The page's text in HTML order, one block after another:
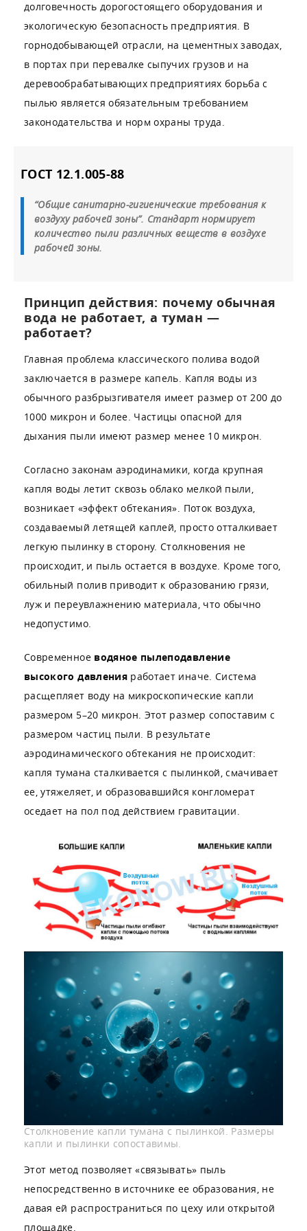
долговечность дорогостоящего оборудования и
экологическую безопасность предприятия. В
горнодобывающей отрасли, на цементных заводах,
в портах при перевалке сыпучих грузов и на
деревообрабатывающих предприятиях борьба с
пылью является обязательным требованием
законодательства и норм охраны труда.
ГОСТ 12.1.005-88
“Общие санитарно-гигиенические требования к
воздуху рабочей зоны”. Стандарт нормирует
количество пыли различных веществ в воздухе
рабочей зоны.
Принцип действия: почему обычная
вода не работает, а туман —
работает?
Главная проблема классического полива водой
заключается в размере капель. Капля воды из
обычного разбрызгивателя имеет размер от 200 до
1000 микрон и более. Частицы опасной для
дыхания пыли имеют размер менее 10 микрон.
Согласно законам аэродинамики, когда крупная
капля воды летит сквозь облако мелкой пыли,
возникает «эффект обтекания». Поток воздуха,
создаваемый летящей каплей, просто отталкивает
легкую пылинку в сторону. Столкновения не
происходит, и пыль остается в воздухе. Кроме того,
обильный полив приводит к образованию грязи,
луж и переувлажнению материала, что обычно
недопустимо.
Современное водяное пылеподавление
высокого давленияработает иначе. Система
расщепляет воду на микроскопические капли
размером 5–20 микрон. Этот размер сопоставим с
размером частиц пыли. В результате
аэродинамического обтекания не происходит:
капля тумана сталкивается с пылинкой, смачивает
ее, утяжеляет, и образовавшийся конгломерат
оседает на пол под действием гравитации.
Столкновение капли тумана с пылинкой. Размеры
капли и пылинки сопоставимы.
Этот метод позволяет «связывать» пыль
непосредственно в источнике ее образования, не
давая ей распространиться по цеху или открытой
площадке.